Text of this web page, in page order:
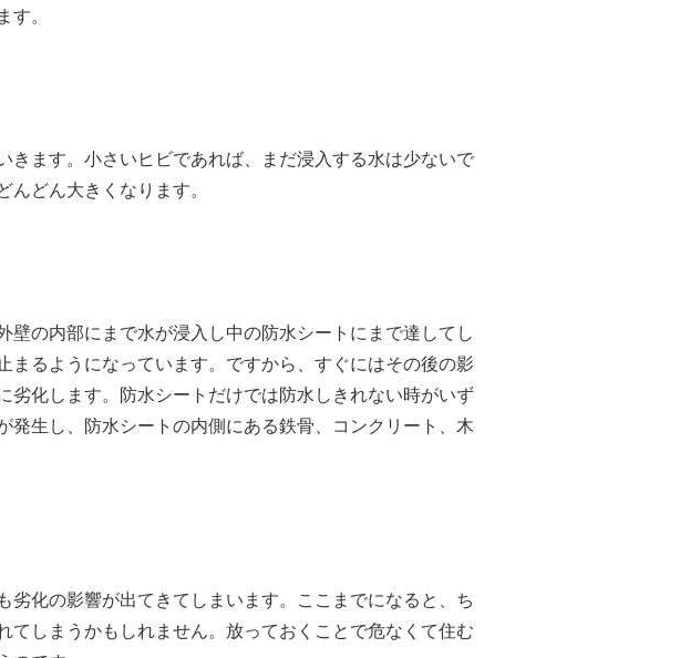
す。
きます。小さいヒビであれば、まだ浸入する水は少ないで
どん大きくなります。
壁の内部にまで水が浸入し中の防水シートにまで達してし
まるようになっています。ですから、すぐにはその後の影
劣化します。防水シートだけでは防水しきれない時がいず
発生し、防水シートの内側にある鉄骨、コンクリート、木
劣化の影響が出てきてしまいます。ここまでになると、ち
てしまうかもしれません。放っておくことで危なくて住む